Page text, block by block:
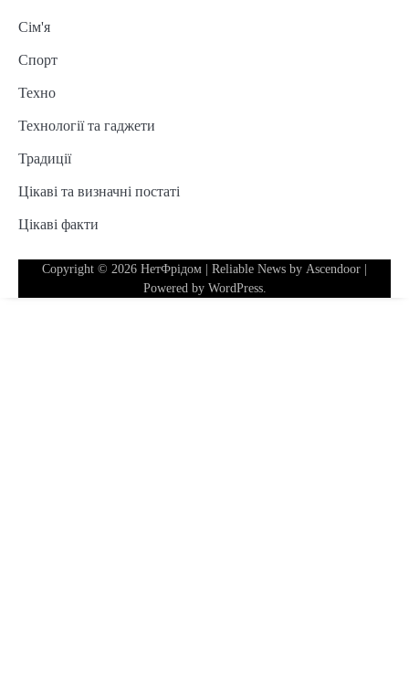
Сім'я
Спорт
Техно
Технології та гаджети
Традиції
Цікаві та визначні постаті
Цікаві факти
Copyright © 2026 НетФрідом | Reliable News by Ascendoor
Powered by WordPress.